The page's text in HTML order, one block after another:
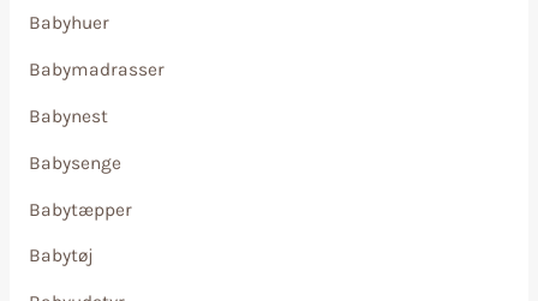
Babyhuer
Babymadrasser
Babynest
Babysenge
Babytæpper
Babytøj